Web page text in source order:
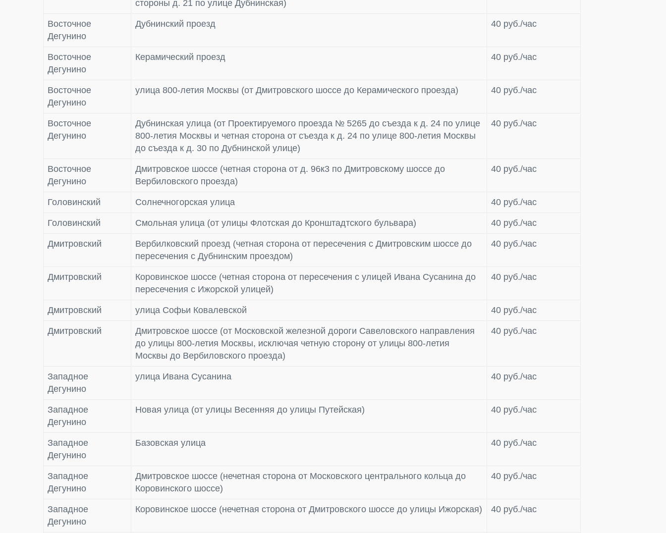
стороны д. 21 по улице Дубнинская)
Восточное
Дегунино
Дубнинский проезд 40 руб./час
Восточное
Дегунино
Керамический проезд 40 руб./час
Восточное
Дегунино
улица 800-летия Москвы (от Дмитровского шоссе до Керамического проезда) 40 руб./час
Восточное
Дегунино
Дубнинская улица (от Проектируемого проезда № 5265 до съезда к д. 24 по улице
800-летия Москвы и четная сторона от съезда к д. 24 по улице 800-летия Москвы
до съезда к д. 30 по Дубнинской улице)
40 руб./час
Восточное
Дегунино
Дмитровское шоссе (четная сторона от д. 96к3 по Дмитровскому шоссе до
Вербиловского проезда)
40 руб./час
Головинский Солнечногорская улица 40 руб./час
Головинский Смольная улица (от улицы Флотская до Кронштадтского бульвара) 40 руб./час
Дмитровский
Вербилковский проезд (четная сторона от пересечения с Дмитровским шоссе до
пересечения с Дубнинским проездом)
40 руб./час
Дмитровский
Коровинское шоссе (четная сторона от пересечения с улицей Ивана Сусанина до
пересечения с Ижорской улицей)
40 руб./час
Дмитровский улица Софьи Ковалевской 40 руб./час
Дмитровский
Дмитровское шоссе (от Московской железной дороги Савеловского направления
до улицы 800-летия Москвы, исключая четную сторону от улицы 800-летия
Москвы до Вербиловского проезда)
40 руб./час
Западное
Дегунино
улица Ивана Сусанина 40 руб./час
Западное
Дегунино
Новая улица (от улицы Весенняя до улицы Путейская) 40 руб./час
Западное
Дегунино
Базовская улица 40 руб./час
Западное
Дегунино
Дмитровское шоссе (нечетная сторона от Московского центрального кольца до
Коровинского шоссе)
40 руб./час
Западное
Дегунино
Коровинское шоссе (нечетная сторона от Дмитровского шоссе до улицы Ижорская) 40 руб./час